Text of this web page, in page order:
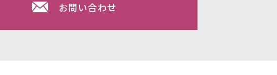
お問い合わせ